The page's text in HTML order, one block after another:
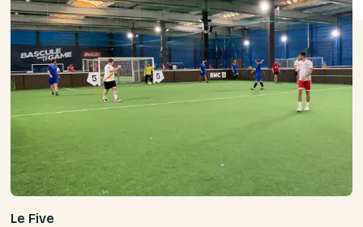
Le Five